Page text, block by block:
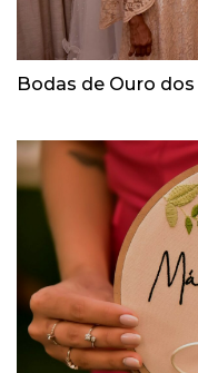
Bodas de Ouro